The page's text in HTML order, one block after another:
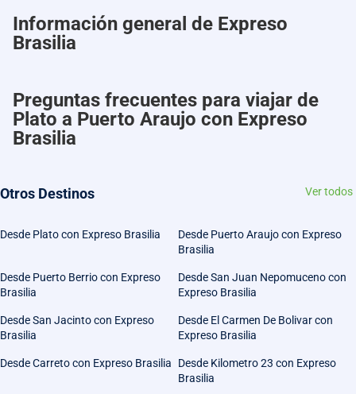
Información general de Expreso
Brasilia
Preguntas frecuentes para viajar de
Plato a Puerto Araujo con Expreso
Brasilia
Otros Destinos Ver todos
Desde Plato con Expreso Brasilia
Desde Puerto Araujo con Expreso
Brasilia
Desde Puerto Berrio con Expreso
Brasilia
Desde San Juan Nepomuceno con
Expreso Brasilia
Desde San Jacinto con Expreso
Brasilia
Desde El Carmen De Bolivar con
Expreso Brasilia
Desde Carreto con Expreso Brasilia
Desde Kilometro 23 con Expreso
Brasilia